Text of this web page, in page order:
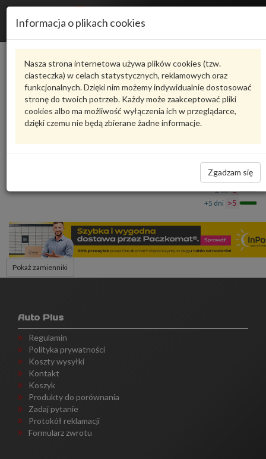
Informacja o plikach cookies
Nasza strona internetowa używa plików cookies (tzw.
ciasteczka) w celach statystycznych, reklamowych oraz
funkcjonalnych. Dzięki nim możemy indywidualnie dostosować
stronę do twoich potrzeb. Każdy może zaakceptować pliki
cookies albo ma możliwość wyłączenia ich w przeglądarce,
dzięki czemu nie będą zbierane żadne informacje.
Zgadzam się
Karta produktu
4M0802895FVAG
VAG - produkt oryginalny VW AUDI SEAT SKODA
Wzmocnienie poprzeczne 4M0802895F VAG
864,70 zł
Dostępność
Wrocław 0
+24 h 1
+5 dni >5
Pokaż zamienniki
Auto Plus
Regulamin
Polityka prywatności
Koszty wysyłki
Kontakt
Koszyk
Produkty do porównania
Zadaj pytanie
Protokół reklamacji
Formularz zwrotu